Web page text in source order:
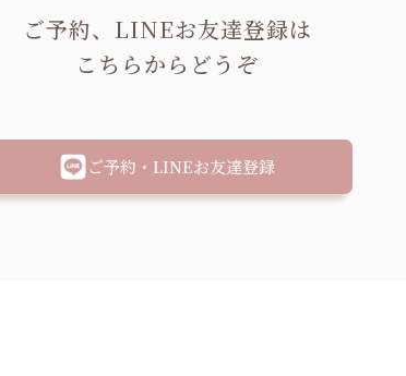
ご予約、LINEお友達登録は
こちらからどうぞ
ご予約・LINEお友達登録